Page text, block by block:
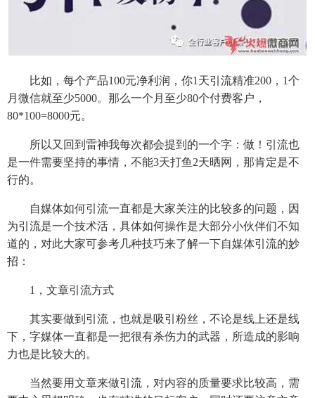
比如，每个产品100元净利润，你1天引流精准200，1个
月微信就至少5000。那么一个月至少80个付费客户，
80*100=8000元。
所以又回到雷神我每次都会提到的一个字：做！引流也
是一件需要坚持的事情，不能3天打鱼2天晒网，那肯定是不
行的。
自媒体如何引流一直都是大家关注的比较多的问题，因
为引流是一个技术活，具体如何操作是大部分小伙伴们不知
道的，对此大家可参考几种技巧来了解一下自媒体引流的妙
招：
1，文章引流方式
其实要做到引流，也就是吸引粉丝，不论是线上还是线
下，字媒体一直都是一把很有杀伤力的武器，所造成的影响
力也是比较大的。
当然要用文章来做引流，对内容的质量要求比较高，需